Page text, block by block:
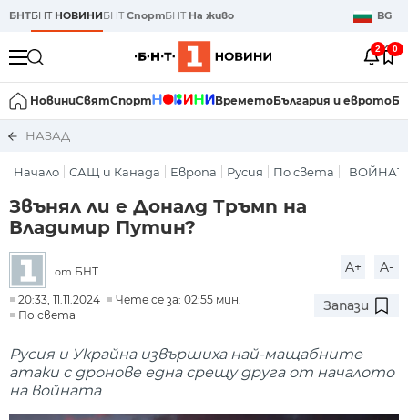
БНТБНТ НОВИНИБНТСпортБНТ На живо BG
2 0
НовиниСвятСпорт ВреметоБългария и еврото
НАЗАД
Начало САЩ и Канада Европа Русия По света
Звънял ли е Доналд Тръмп на
Владимир Путин?
от БНТ A+ A-
20:33, 11.11.2024
Чете се за: 02:55 мин.
По света
Запази
Русия и Украйна извършиха най-мащабните
атаки с дронове една срещу друга от началото
на войната